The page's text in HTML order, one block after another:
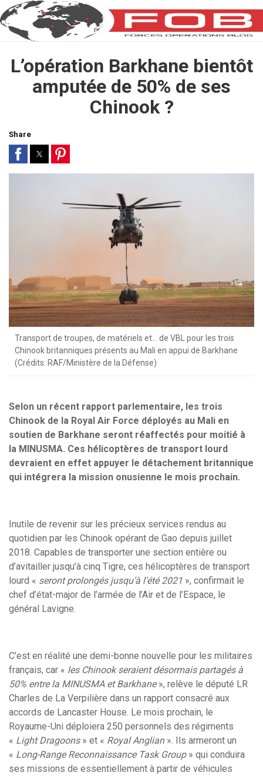
L’opération Barkhane bientôt
amputée de 50% de ses
Chinook ?
Share
Transport de troupes, de matériels et… de VBL pour les trois
Chinook britanniques présents au Mali en appui de Barkhane
(Crédits: RAF/Ministère de la Défense)
Selon un récent rapport parlementaire, les trois
Chinook de la Royal Air Force déployés au Mali en
soutien de Barkhane seront réaffectés pour moitié à
la MINUSMA. Ces hélicoptères de transport lourd
devraient en effet appuyer le détachement britannique
qui intégrera la mission onusienne le mois prochain.
Inutile de revenir sur les précieux services rendus au
quotidien par les Chinook opérant de Gao depuis juillet
2018. Capables de transporter une section entière ou
d’avitailler jusqu’à cinq Tigre, ces hélicoptères de transport
lourd « seront prolongés jusqu’à l’été 2021 », confirmait le
chef d’état-major de l’armée de l’Air et de l’Espace, le
général Lavigne.
C’est en réalité une demi-bonne nouvelle pour les militaires
français, car « les Chinook seraient désormais partagés à
50% entre la MINUSMA et Barkhane», relève le député LR
Charles de La Verpilière dans un rapport consacré aux
accords de Lancaster House. Le mois prochain, le
Royaume-Uni déploiera 250 personnels des régiments
« Light Dragoons» et « Royal Anglian». Ils armeront un
« Long-Range Reconnaissance Task Group» qui conduira
ses missions de essentiellement à partir de véhicules